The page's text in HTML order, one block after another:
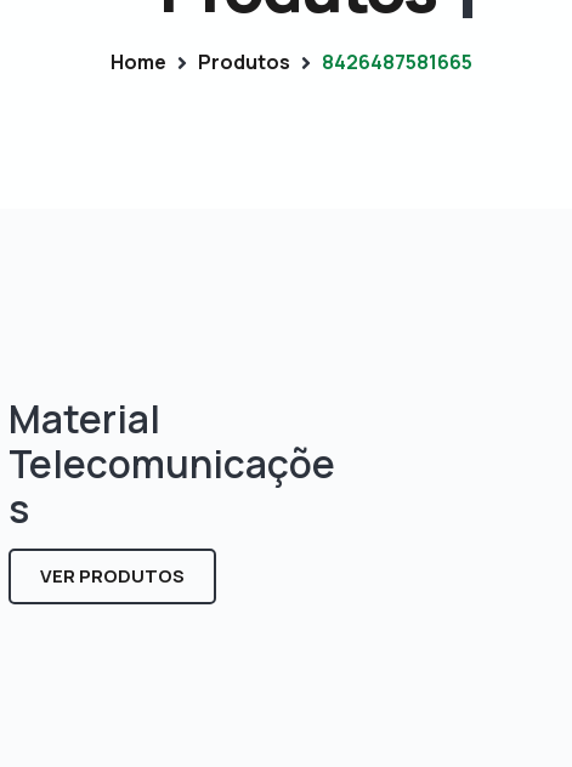
Home Produtos 8426487581665
Material
Telecomunicaçõe
s
VER PRODUTOS